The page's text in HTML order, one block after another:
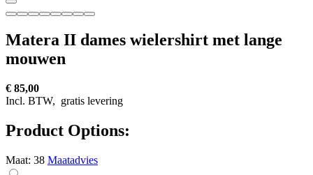
Matera II dames wielershirt met lange
mouwen
€ 85,00
Incl. BTW, gratis levering
Product Options:
Maat: 38 Maatadvies